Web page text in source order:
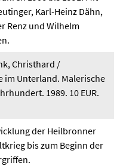
Karl-Heinz Dähn,
Renz und Wilhelm
Christhard /
im Unterland. Malerische
1989. 10 EUR.
der Heilbronner
bis zum Beginn der